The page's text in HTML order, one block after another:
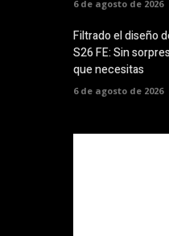
6 de agosto de 2026
Filtrado el diseño
S26 FE: Sin
que necesitas
6 de agosto de 2026